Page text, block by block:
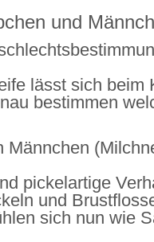
und
lässt sich beim
bestimmen
Männchen
pickelartige
und
sich nun wie